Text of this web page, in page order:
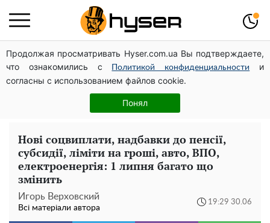
Продолжая просматривать Hyser.com.ua Вы подтверждаете,
что ознакомились с
Политикой конфиденциальности
и
согласны с использованием файлов cookie.
Понял
Тому й виглядає так молодо: 5 простих та улюблених
страв Алли Пугачової, про які ви достеменно не знали
Такої закуски завжди виявляється мало: рецепт
помідорів по-корейськи із солодким перцем та
морквою на зиму
Нові соцвиплати, надбавки до пенсії,
субсидії, ліміти на гроші, авто, ВПО,
електроенергія: 1 липня багато що
змінить
Игорь Верховский
Всі матеріали автора
19:29 30.06